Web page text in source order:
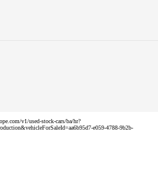
v1/used-stock-cars/ba/hr?
e059-4788-9b2b-